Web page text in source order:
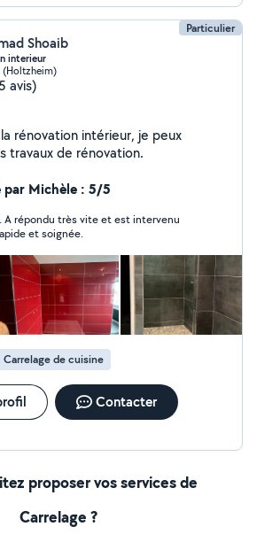
Particulier
Shoaib
interieur
(Holtzheim)
avis)
rénovation intérieur, je peux
travaux de rénovation.
par Michèle : 5/5
A répondu très vite et est intervenu
Travail rapide et soignée.
Carrelage de cuisine
Contacter
proposer vos services de
Carrelage ?